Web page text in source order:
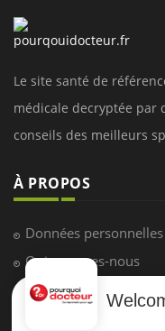
Le site santé de
médicale decryptée par
conseils des meilleurs
À PROPOS
Données
Qui sommes-nous
Conditions d'utilisation